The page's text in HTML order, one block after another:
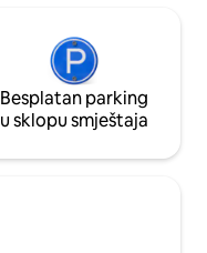
Besplatan parking
u sklopu smještaja